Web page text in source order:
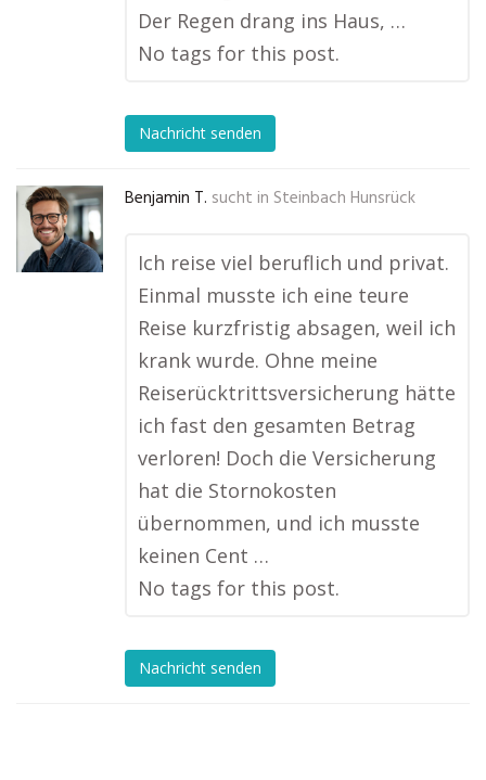
Der Regen drang ins Haus, …
No tags for this post.
Nachricht senden
Benjamin T. sucht in Steinbach Hunsrück
Ich reise viel beruflich und privat.
Einmal musste ich eine teure
Reise kurzfristig absagen, weil ich
krank wurde. Ohne meine
Reiserücktrittsversicherung hätte
ich fast den gesamten Betrag
verloren! Doch die Versicherung
hat die Stornokosten
übernommen, und ich musste
keinen Cent …
No tags for this post.
Nachricht senden